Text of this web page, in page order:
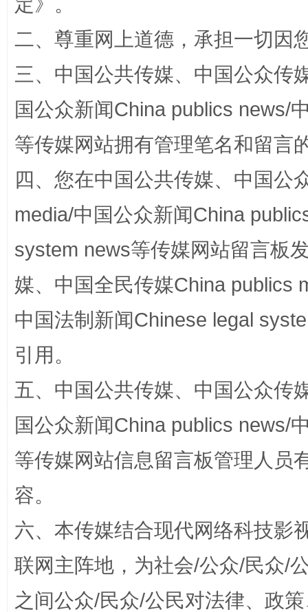
站台名比不上好声名
漫山遍野的桃花与雪山、麦地、白藏房 除
二、尊重网上道德，承担一切因
三、中国公共传媒、中国公众传
国公众新闻China publics news/
等传媒网站拥有管理笔名和留言
四、您在中国公共传媒、中国公
media/中国公众新闻China
system news等传媒网站留言板
媒、中国全民传媒China publics
中国法制新闻Chinese legal
引用。
五、中国公共传媒、中国公众传
国公众新闻China publics news/
等传媒网站信息留言板管理人员
容。
六、本传媒结合现代网络科技影
联网主阵地，为社会/公众/民众/
之间公众/民众/公民对法律、政